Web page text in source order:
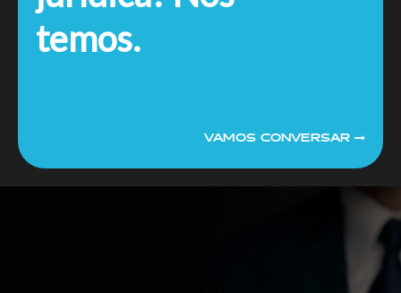
temos.
VAMOS CONVERSAR